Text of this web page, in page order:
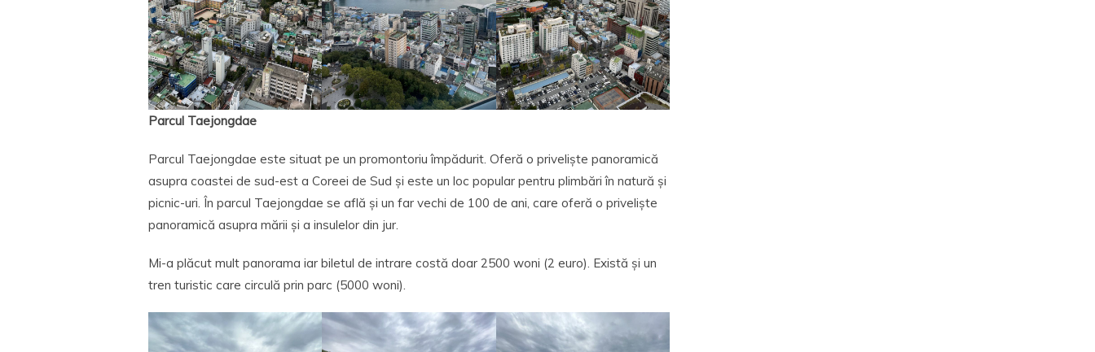
Parcul Taejongdae
Parcul Taejongdae este situat pe un promontoriu împădurit. Oferă o priveliște panoramică
asupra coastei de sud-est a Coreei de Sud și este un loc popular pentru plimbări în natură și
picnic-uri. În parcul Taejongdae se află și un far vechi de 100 de ani, care oferă o priveliște
panoramică asupra mării și a insulelor din jur.
Mi-a plăcut mult panorama iar biletul de intrare costă doar 2500 woni (2 euro). Există și un
tren turistic care circulă prin parc (5000 woni).